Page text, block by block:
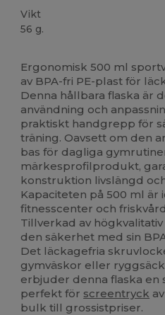
Vikt
56 g.
Ergonomisk 500 ml
av BPA-fri PE-plast för
Denna hållbara flaska är
användning och
praktiskt handgrepp för
träning. Oavsett om den
bas för dagliga
märkesprofilprodukt,
konstruktion livslängd
Kapaciteten på 500 ml är
fitnesscenter och
Tillverkad av
den säkerhet med sin
Det läckagefria
gymväskor eller
erbjuder denna flaska en
perfekt för screentryck
bulk till grossistpriser.